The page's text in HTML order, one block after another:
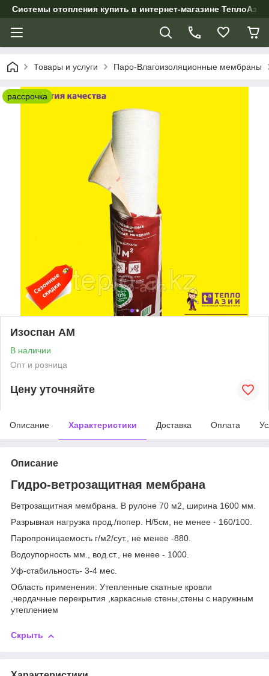
Системы отопления купить в интернет-магазине ТеплоАзии
Товары и услуги Паро-Влагоизоляционные мембраны
рассрочка
Изоспан АM
В наличии
Опт и розница
Цену уточняйте
Описание Характеристики Доставка Оплата
Описание
Гидро-ветрозащитная мембрана
Ветрозащитная мембрана. В рулоне 70 м2, ширина 1600 мм.
Разрывная нагрузка прод./попер. H/5см, не менее - 160/100.
Паропроницаемость г/м2/сут., не менее -880.
Водоупорность мм., вод.ст., не менее - 1000.
Уф-стабильность- 3-4 мес.
Область применения: Утепленные скатные кровли
,чердачные перекрытия ,каркасные стены,стены с наружным
утеплением
Скрыть